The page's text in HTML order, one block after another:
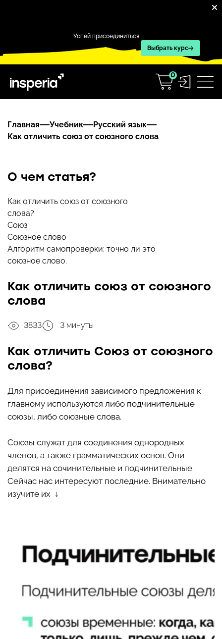
Успей присоединиться
Выбрать курс
0
Главная Учебник
Русский язык
Как отличить союз от союзного слова
Как отличить союз от союзного
слова
3833 3 минуты
Как отличить Союз от союзного
слова?
Для присоединения зависимого предложения к
главному используются либо подчинительные
союзы, либо союзные слова.
Союзы служат для соединения однородных
членов, а также грамматических основ. Они
делятся на сочинительные и подчинительные.
Сейчас нас интересуют последние. Внимательно
изучите их ↓
О чем статья?
Как отличить союз от союзного
слова?
Союз
Союзное слово
Алгоритм самопроверки: точно ли это
союзное слово.